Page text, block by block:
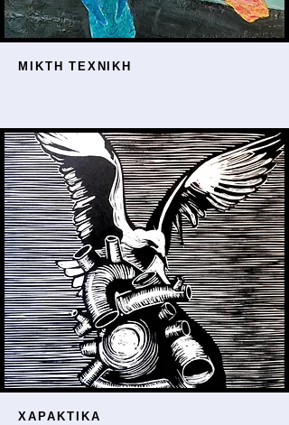
ΜΙΚΤΗ ΤΕΧΝΙΚΗ
ΧΑΡΑΚΤΙΚΑ